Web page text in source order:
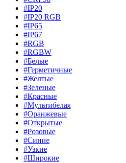
#IP20
#IP20 RGB
#IP65
#IP67
#RGB
#RGBW
#Белые
#Герметичные
#Желтые
#Зеленые
#Красные
#Мультибелая
#Оранжевые
#Открытые
#Розовые
#Синие
#Узкие
#Широкие